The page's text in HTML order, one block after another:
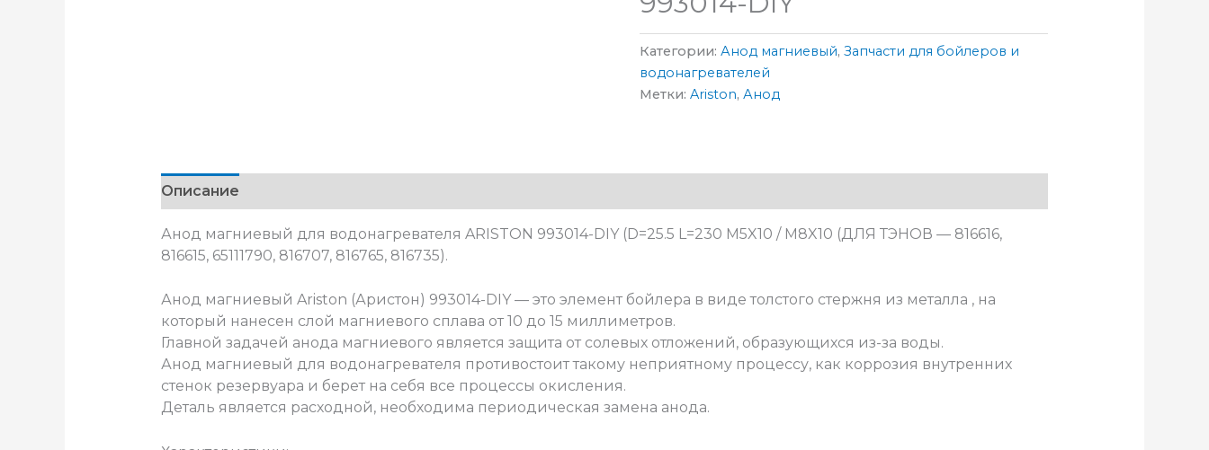
Категории:Анод магниевый,Запчасти для бойлеров и
водонагревателей
Метки:Ariston,Анод
Описание
Анод магниевый для водонагревателя ARISTON 993014-DIY (D=25.5 L=230 M5X10 / M8X10 (ДЛЯ ТЭНОВ — 816616,
816615, 65111790, 816707, 816765, 816735).
Анод магниевый Ariston (Аристон) 993014-DIY — это элемент бойлера в виде толстого стержня из металла , на
который нанесен слой магниевого сплава от 10 до 15 миллиметров.
Главной задачей анода магниевого является защита от солевых отложений, образующихся из-за воды.
Анод магниевый для водонагревателя противостоит такому неприятному процессу, как коррозия внутренних
стенок резервуара и берет на себя все процессы окисления.
Деталь является расходной, необходима периодическая замена анода.